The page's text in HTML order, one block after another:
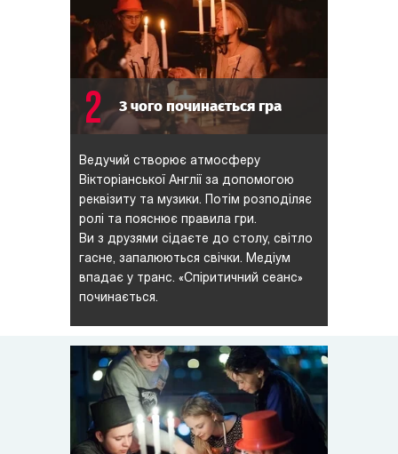
2 З чого починається гра
Ведучий створює атмосферу
Вікторіанської Англії за допомогою
реквізиту та музики. Потім розподіляє
ролі та пояснює правила гри.
Ви з друзями сідаєте до столу, світло
гасне, запалюються свічки. Медіум
впадає у транс. «Спіритичний сеанс»
починається.